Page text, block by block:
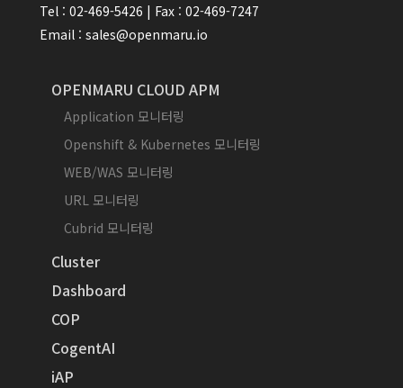
Tel : 02-469-5426 | Fax : 02-469-7247
Email : sales@openmaru.io
OPENMARU CLOUD APM
Application 모니터링
Openshift & Kubernetes 모니터링
WEB/WAS 모니터링
URL 모니터링
Cubrid 모니터링
Cluster
Dashboard
COP
CogentAI
iAP